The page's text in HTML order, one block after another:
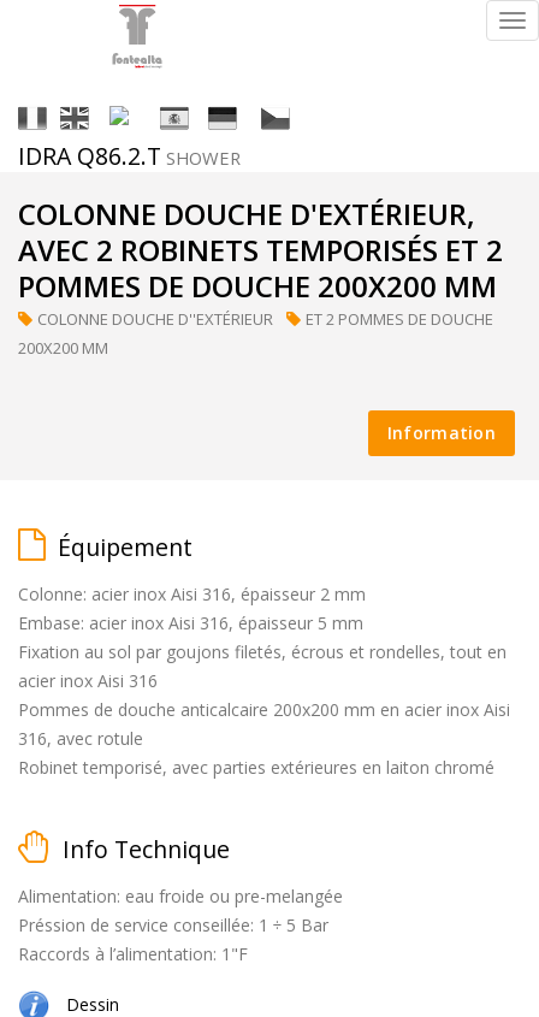
ral
(sur
matt
black
naturel
(cuivre
IDRA Q86.2.T SHOWER
COLONNE DOUCHE D'EXTÉRIEUR,
AVEC 2 ROBINETS TEMPORISÉS ET 2
POMMES DE DOUCHE 200X200 MM
COLONNE DOUCHE D''EXTÉRIEUR
ET 2 POMMES DE DOUCHE
200X200 MM
Information
Équipement
Colonne: acier inox Aisi 316, épaisseur 2 mm
Embase: acier inox Aisi 316, épaisseur 5 mm
Fixation au sol par goujons filetés, écrous et rondelles, tout en
acier inox Aisi 316
Pommes de douche anticalcaire 200x200 mm en acier inox Aisi
316, avec rotule
Robinet temporisé, avec parties extérieures en laiton chromé
Info Technique
Alimentation: eau froide ou pre-melangée
Préssion de service conseillée: 1 ÷ 5 Bar
Raccords à l’alimentation: 1"F
Dessin